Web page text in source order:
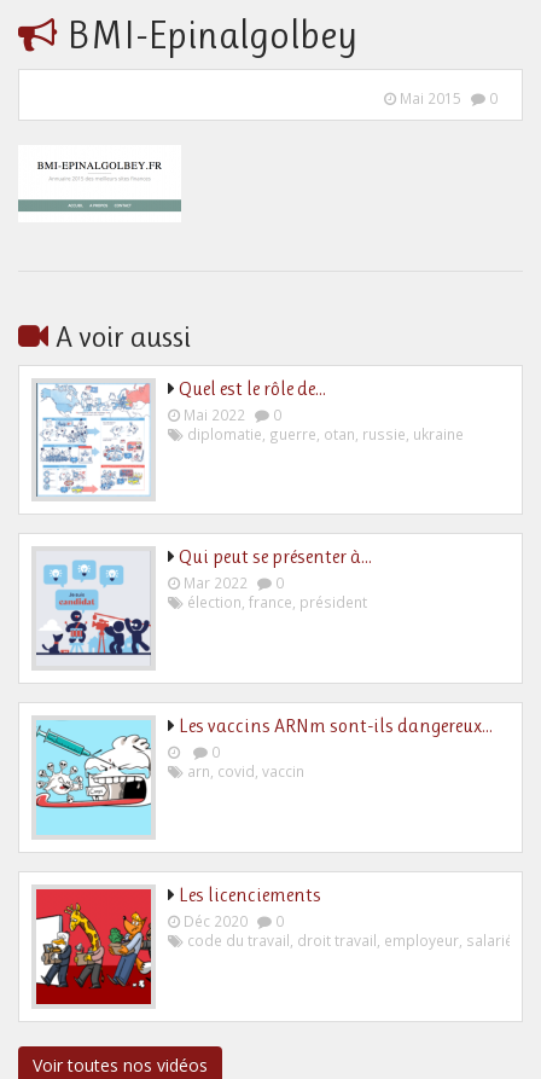
BMI-Epinalgolbey
Mai 2015 0
A voir aussi
Quel est le rôle de…
Mai 2022
0
diplomatie guerre otan russie ukraine
Qui peut se présenter à…
Mar 2022
0
élection, france, président
Les vaccins ARNm sont-ils dangereux…
0
arn, covid, vaccin
Les licenciements
Déc 2020
0
code du travail, droit travail, employeur, salarié
Voir toutes nos vidéos